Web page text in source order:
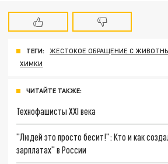
ТЕГИ: ЖЕСТОКОЕ ОБРАЩЕНИЕ С
ХИМКИ
ЧИТАЙТЕ ТАКЖЕ:
Технофашисты XXI века
"Людей это просто бесит!": Кто и как
зарплатах" в России